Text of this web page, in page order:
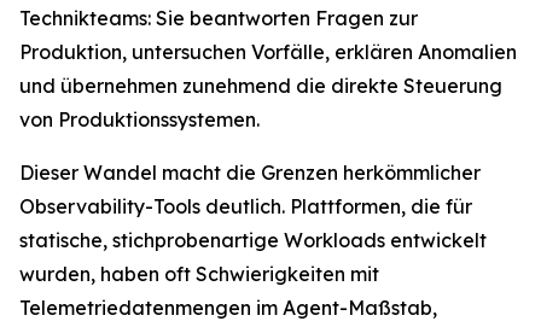
Technikteams: Sie beantworten Fragen zur
Produktion, untersuchen Vorfälle, erklären Anomalien
und übernehmen zunehmend die direkte Steuerung
von Produktionssystemen.
Dieser Wandel macht die Grenzen herkömmlicher
Observability-Tools deutlich. Plattformen, die für
statische, stichprobenartige Workloads entwickelt
wurden, haben oft Schwierigkeiten mit
Telemetriedatenmengen im Agent-Maßstab,